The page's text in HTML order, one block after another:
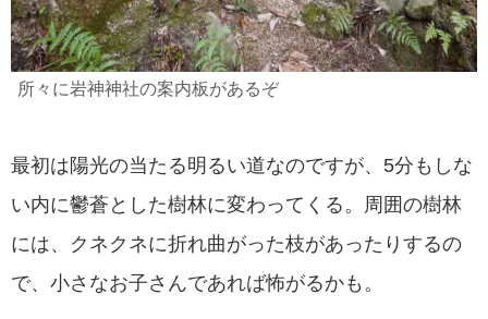
所々に岩神神社の案内板があるぞ
最初は陽光の当たる明るい道なのですが、5分もしな
い内に鬱蒼とした樹林に変わってくる。周囲の樹林
には、クネクネに折れ曲がった枝があったりするの
で、小さなお子さんであれば怖がるかも。